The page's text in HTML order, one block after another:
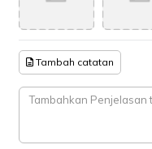
Tambah catatan